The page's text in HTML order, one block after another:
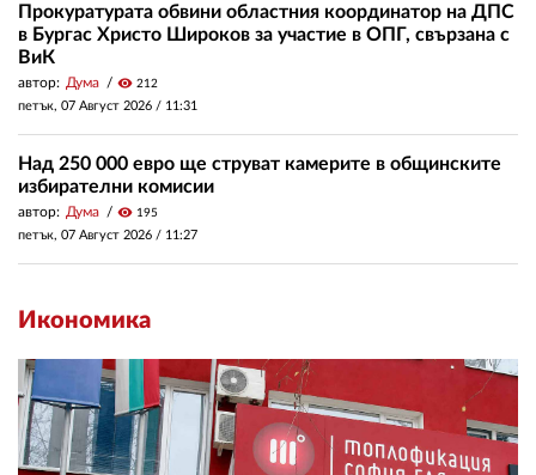
Прокуратурата обвини областния координатор на ДПС
в Бургас Христо Широков за участие в ОПГ, свързана с
ВиК
автор: Дума visibility 212
петък, 07 Август 2026 / 11:31
Над 250 000 евро ще струват камерите в общинските
избирателни комисии
автор: Дума visibility 195
петък, 07 Август 2026 / 11:27
Икономика